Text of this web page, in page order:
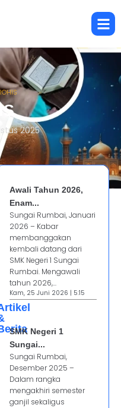
2025
Awali Tahun 2026,
Enam...
Sungai Rumbai, Januari
2026 – Kabar
membanggakan
kembali datang dari
SMK Negeri 1 Sungai
Rumbai. Mengawali
tahun 2026,...
Kam, 25 Juni 2026 | 5:15
SMK Negeri 1
Sungai...
Sungai Rumbai,
Desember 2025 –
Dalam rangka
mengakhiri semester
ganjil sekaligus